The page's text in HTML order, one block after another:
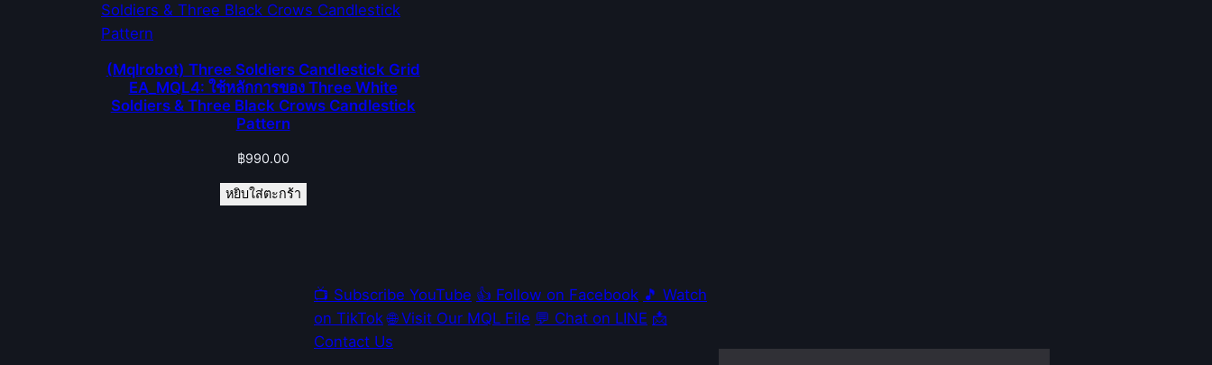
(Mqlrobot) Three Soldiers Candlestick Grid
EA_MQL4: ใช้หลักการของ Three White
Soldiers & Three Black Crows Candlestick
Pattern
฿990.00
หยิบใส่ตะกร้า
📺 Subscribe YouTube 👍 Follow on Facebook 🎵 Watch
on TikTok 🌐 Visit Our MQL File 💬 Chat on LINE 📩
Contact Us